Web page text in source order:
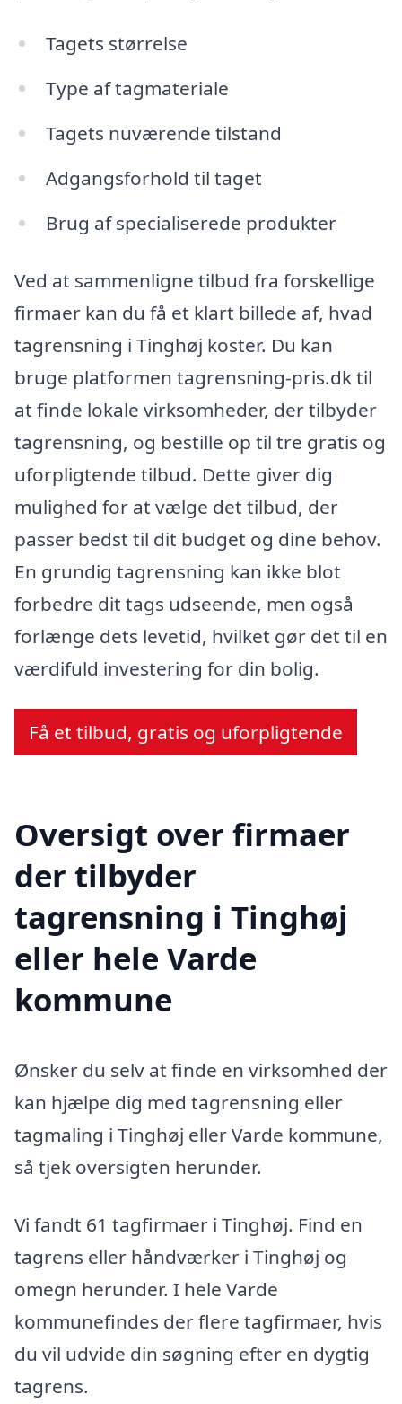
Tagets størrelse
Type af tagmateriale
Tagets nuværende tilstand
Adgangsforhold til taget
Brug af specialiserede produkter
Ved at sammenligne tilbud fra forskellige
firmaer kan du få et klart billede af, hvad
tagrensning i Tinghøj koster. Du kan
bruge platformen tagrensning-pris.dk til
at finde lokale virksomheder, der tilbyder
tagrensning, og bestille op til tre gratis og
uforpligtende tilbud. Dette giver dig
mulighed for at vælge det tilbud, der
passer bedst til dit budget og dine behov.
En grundig tagrensning kan ikke blot
forbedre dit tags udseende, men også
forlænge dets levetid, hvilket gør det til en
værdifuld investering for din bolig.
Få et tilbud, gratis og uforpligtende
Oversigt over firmaer
der tilbyder
tagrensning i Tinghøj
eller hele Varde
kommune
Ønsker du selv at finde en virksomhed der
kan hjælpe dig med tagrensning eller
tagmaling i Tinghøj eller Varde kommune,
så tjek oversigten herunder.
Vi fandt 61 tagfirmaer i Tinghøj. Find en
tagrens eller håndværker i Tinghøj og
omegn herunder. I hele Varde
kommunefindes der flere tagfirmaer, hvis
du vil udvide din søgning efter en dygtig
tagrens.